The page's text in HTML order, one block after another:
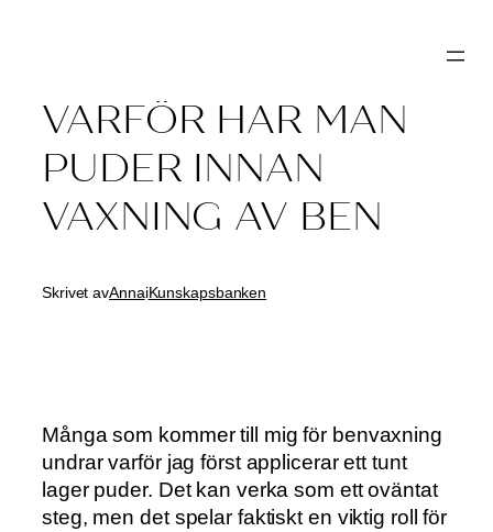
innehåll
VARFÖR HAR MAN
PUDER INNAN
VAXNING AV BEN
Skrivet avAnnaiKunskapsbanken
Många som kommer till mig för benvaxning
undrar varför jag först applicerar ett tunt
lager puder. Det kan verka som ett oväntat
steg, men det spelar faktiskt en viktig roll för